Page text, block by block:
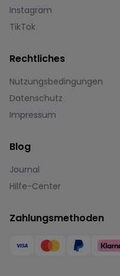
Instagram
TikTok
Rechtliches
Nutzungsbedingungen
Datenschutz
Impressum
Blog
Journal
Hilfe-Center
Zahlungsmethoden